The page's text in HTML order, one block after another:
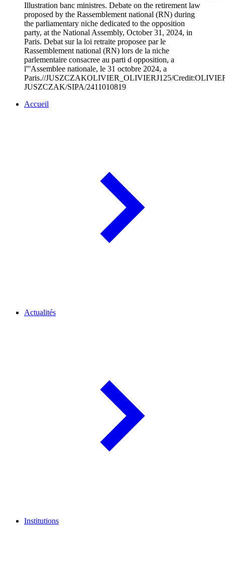
Illustration banc ministres. Debate on the retirement law
proposed by the Rassemblement national (RN) during
the parliamentary niche dedicated to the opposition
party, at the National Assembly, October 31, 2024, in
Paris. Debat sur la loi retraite proposee par le
Rassemblement national (RN) lors de la niche
parlementaire consacree au parti d opposition, a
l'''Assemblee nationale, le 31 octobre 2024, a
Paris.//JUSZCZAKOLIVIER_OLIVIERJ125/
JUSZCZAK/SIPA/2411010819
Accueil
Actualités
Institutions